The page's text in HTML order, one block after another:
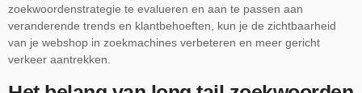
zoekwoordenstrategie te evalueren en aan te passen aan
veranderende trends en klantbehoeften, kun je de zichtbaarheid
van je webshop in zoekmachines verbeteren en meer gericht
verkeer aantrekken.